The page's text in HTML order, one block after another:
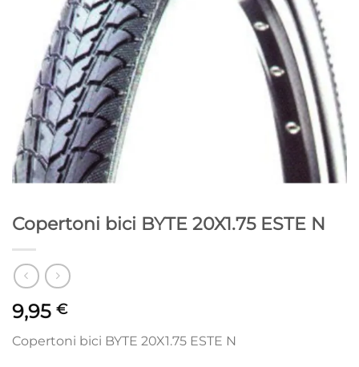
Copertoni bici BYTE 20X1.75 ESTE N
9,95 €
Copertoni bici BYTE 20X1.75 ESTE N